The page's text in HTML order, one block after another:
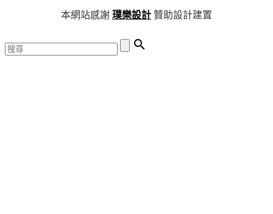
本網站感謝 璞樂設計 贊助設計建置
